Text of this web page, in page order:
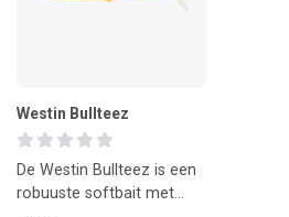
Westin Bullteez
De Westin Bullteez is een
robuuste softbait met